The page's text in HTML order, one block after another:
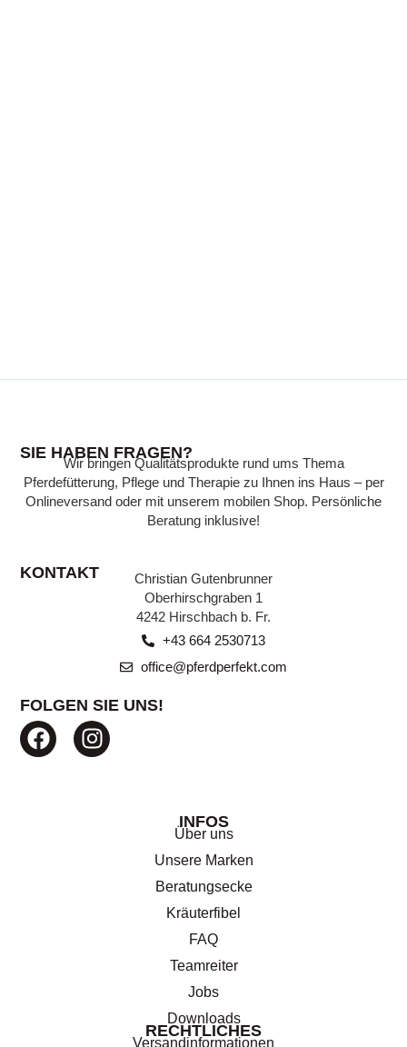
Wissen, das Ihr Pferd gesund hält:
Expertenwissen zu verschiedenen Themen,
verständlich erklärt, finden Sie in unserer
ZU DEN BEITRÄGEN
SIE HABEN FRAGEN?
Wir bringen Qualitätsprodukte rund ums Thema
Pferdefütterung, Pflege und Therapie zu Ihnen ins Haus – per
Onlineversand oder mit unserem mobilen Shop. Persönliche
Beratung inklusive!
KONTAKT
Christian Gutenbrunner
Oberhirschgraben 1
4242 Hirschbach b. Fr.
+43 664 2530713
office@pferdperfekt.com
FOLGEN SIE UNS!
INFOS
Über uns
Unsere Marken
Beratungsecke
Kräuterfibel
FAQ
Teamreiter
Jobs
Downloads
RECHTLICHES
Versandinformationen